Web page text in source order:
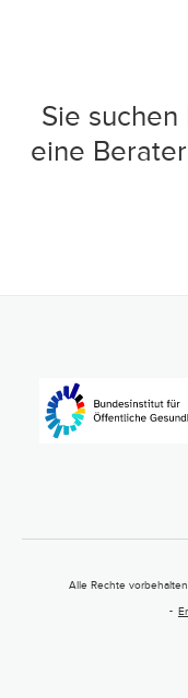
Sie
eine
Alle Rechte vorbehalten